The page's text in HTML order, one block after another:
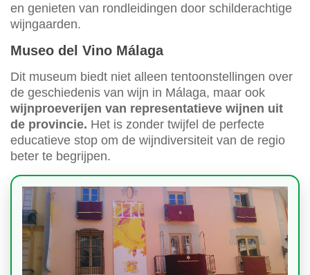
en genieten van rondleidingen door schilderachtige
wijngaarden.
Museo del Vino Málaga
Dit museum biedt niet alleen tentoonstellingen over
de geschiedenis van wijn in Málaga, maar ook
wijnproeverijen van representatieve wijnen uit
de provincie. Het is zonder twijfel de perfecte
educatieve stop om de wijndiversiteit van de regio
beter te begrijpen.